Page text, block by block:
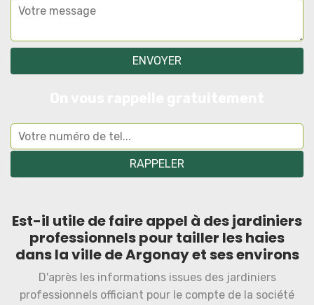
Est-il utile de faire appel à des jardiniers
professionnels pour tailler les haies
dans la ville de Argonay et ses environs
D'après les informations issues des jardiniers
professionnels officiant pour le compte de la société